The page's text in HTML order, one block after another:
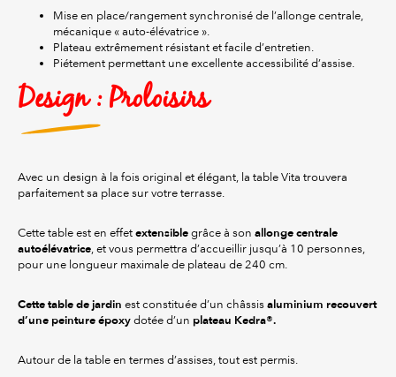
Mise en place/rangement synchronisé de l’allonge centrale,
mécanique « auto-élévatrice ».
Plateau extrêmement résistant et facile d’entretien.
Piétement permettant une excellente accessibilité d’assise.
Design : Proloisirs
Avec un design à la fois original et élégant, la table Vita trouvera
parfaitement sa place sur votre terrasse.
Cette table est en effet extensible grâce à son allonge centrale
autoélévatrice, et vous permettra d’accueillir jusqu’à 10 personnes,
pour une longueur maximale de plateau de 240 cm.
Cette table de jardin est constituée d’un châssis aluminium recouvert
d’une peinture époxy dotée d’un plateau Kedra®.
Autour de la table en termes d’assises, tout est permis.